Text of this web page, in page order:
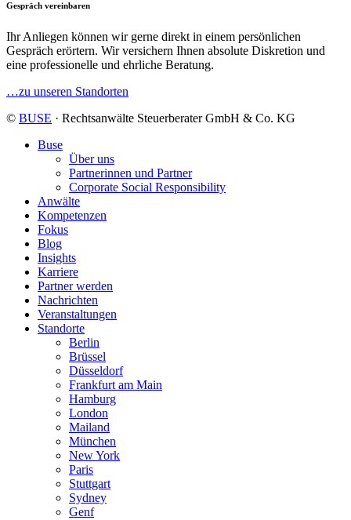
Gespräch vereinbaren
Ihr Anliegen können wir gerne direkt in einem persönlichen
Gespräch erörtern. Wir versichern Ihnen absolute Diskretion und
eine professionelle und ehrliche Beratung.
…zu unseren Standorten
© BUSE · Rechtsanwälte Steuerberater GmbH & Co. KG
Buse
Über uns
Partnerinnen und Partner
Corporate Social Responsibility
Anwälte
Kompetenzen
Fokus
Blog
Insights
Karriere
Partner werden
Nachrichten
Veranstaltungen
Standorte
Berlin
Brüssel
Düsseldorf
Frankfurt am Main
Hamburg
London
Mailand
München
New York
Paris
Stuttgart
Sydney
Genf